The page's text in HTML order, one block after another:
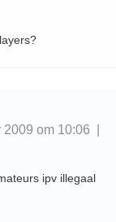
om 10:06 |
ipv illegaal